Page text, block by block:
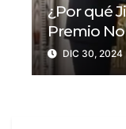
¿Por qué
Premio
DIC 30, 2024